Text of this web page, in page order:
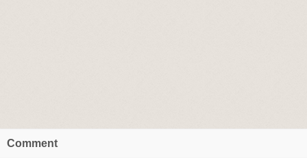
Comment